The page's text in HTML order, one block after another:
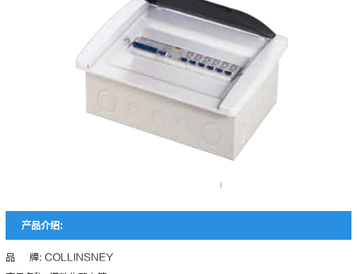
产品介绍:
品 牌: COLLINSNEY